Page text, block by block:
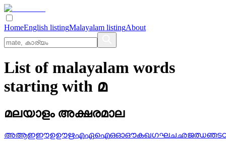
HomeEnglish listingMalayalam listingAbout
List of malayalam words
starting with മ
മലയാളം അക്ഷരമാല
അആഇഈഉഊഋഎഏഐഒഓഔകഖഗഘചഛജഝഞട